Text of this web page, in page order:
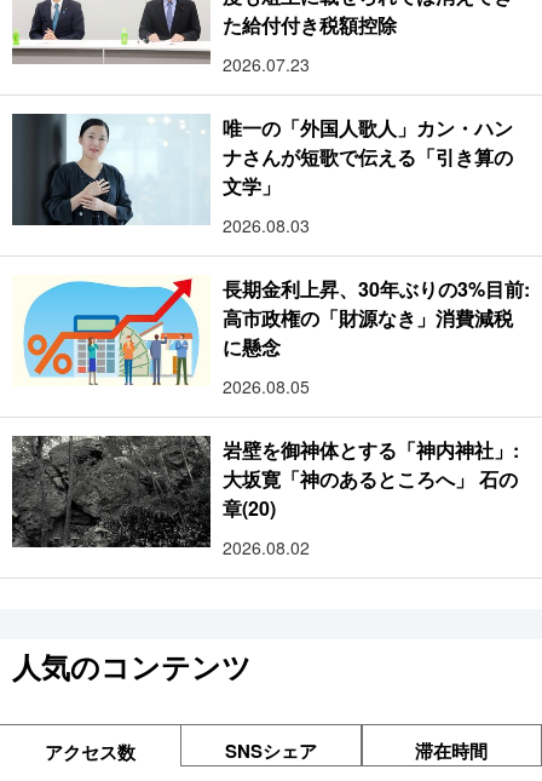
た給付付き税額控除
2026.07.23
唯一の「外国人歌人」カン・ハン
ナさんが短歌で伝える「引き算の
文学」
2026.08.03
長期金利上昇、30年ぶりの3%目前:
高市政権の「財源なき」消費減税
に懸念
2026.08.05
岩壁を御神体とする「神内神社」:
大坂寛「神のあるところへ」 石の
章(20)
2026.08.02
人気のコンテンツ
アクセス数 SNSシェア 滞在時間